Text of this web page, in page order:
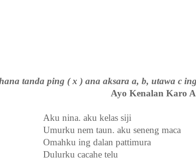
tanda ping ( x ) ana aksara a, b, utawa c
Ayo Kenalan Karo
Aku nina. aku kelas siji
Umurku nem taun. aku seneng maca
Omahku ing dalan pattimura
Dulurku cacahe telu